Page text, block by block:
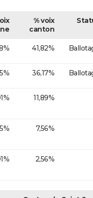
% voix
canton
41,82%
36,17%
11,89%
7,56%
2,56%